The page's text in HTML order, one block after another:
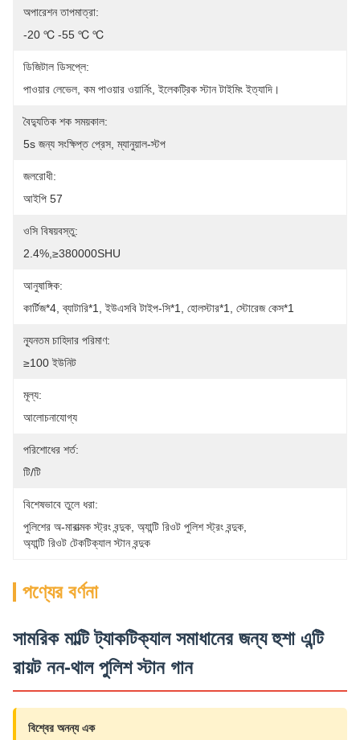
অপারেশন তাপমাত্রা:
-20 ℃ -55 ℃ ℃
ডিজিটাল ডিসপ্লে:
পাওয়ার লেভেল, কম পাওয়ার ওয়ার্নিং, ইলেকট্রিক স্টান টাইমিং ইত্যাদি।
বৈদ্যুতিক শক সময়কাল:
5s জন্য সংক্ষিপ্ত প্রেস, ম্যানুয়াল-স্টপ
জলরোধী:
আইপি 57
ওসি বিষয়বস্তু:
2.4%,≥380000SHU
আনুষাঙ্গিক:
কার্টিজ*4, ব্যাটারি*1, ইউএসবি টাইপ-সি*1, হোলস্টার*1, স্টোরেজ কেস*1
ন্যূনতম চাহিদার পরিমাণ:
≥100 ইউনিট
মূল্য:
আলোচনাযোগ্য
পরিশোধের শর্ত:
টি/টি
বিশেষভাবে তুলে ধরা:
পুলিশের অ-মারাত্মক স্ট্রং বন্দুক অ্যান্টি রিওট পুলিশ স্ট্রং বন্দুক
অ্যান্টি রিওট টেকটিক্যাল স্টান বন্দুক
পণ্যের বর্ণনা
সামরিক মাল্টি ট্যাকটিক্যাল সমাধানের জন্য হুশা এন্টি
রায়ট নন-থাল পুলিশ স্টান গান
বিশ্বের অনন্য এক